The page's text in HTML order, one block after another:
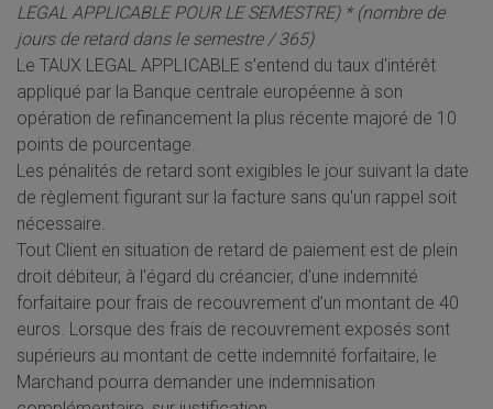
LEGAL APPLICABLE POUR LE SEMESTRE) * (nombre de
jours de retard dans le semestre / 365)
Le TAUX LEGAL APPLICABLE s’entend du taux d'intérêt
appliqué par la Banque centrale européenne à son
opération de refinancement la plus récente majoré de 10
points de pourcentage.
Les pénalités de retard sont exigibles le jour suivant la date
de règlement figurant sur la facture sans qu'un rappel soit
nécessaire.
Tout Client en situation de retard de paiement est de plein
droit débiteur, à l'égard du créancier, d'une indemnité
forfaitaire pour frais de recouvrement d’un montant de 40
euros. Lorsque des frais de recouvrement exposés sont
supérieurs au montant de cette indemnité forfaitaire, le
Marchand pourra demander une indemnisation